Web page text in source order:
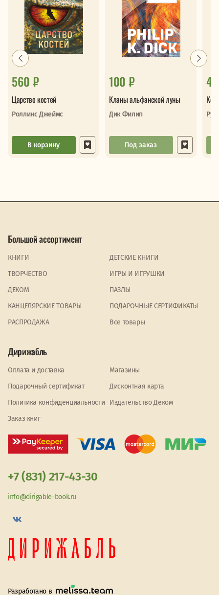
560 ₽
Царство костей
Роллинс Джеймс
В корзину
100 ₽
Кланы альфанской луны
Дик Филип
Под заказ
Большой ассортимент
КНИГИ
ДЕТСКИЕ КНИГИ
ТВОРЧЕСТВО
ИГРЫ И ИГРУШКИ
ДЕКОМ
ПАЗЛЫ
КАНЦЕЛЯРСКИЕ ТОВАРЫ
ПОДАРОЧНЫЕ СЕРТИФИКАТЫ
PАСПРОДАЖА
Все товары
Дирижабль
Оплата и доставка
Магазины
Подарочный сертификат
Дисконтная карта
Политика конфиденциальности
Издательство Деком
Заказ книг
+7 (831) 217-43-30
info@dirigable-book.ru
Разработано в